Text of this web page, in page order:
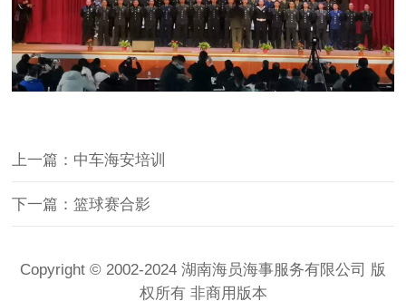
上一篇：中车海安培训
下一篇：篮球赛合影
Copyright © 2002-2024 湖南海员海事服务有限公司 版
权所有 非商用版本